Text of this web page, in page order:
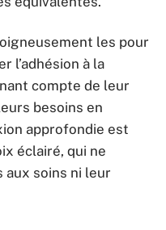
les pour
l’adhésion à la
compte de leur
besoins en
approfondie est
éclairé, qui ne
aux soins ni leur